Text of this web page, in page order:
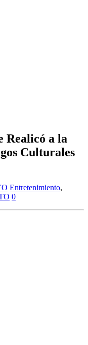
Realicó a la
Culturales
Entretenimiento,
0